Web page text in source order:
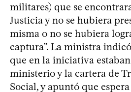
militares) que se
Justicia y no se hubiera
misma o no se hubiera
captura”. La ministra
que en la iniciativa
ministerio y la cartera de
Social, y apuntó que